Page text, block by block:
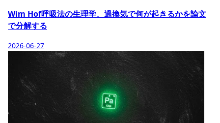
Wim Hof呼吸法の生理学、過換気で何が起きるかを論文
で分解する
2026-06-27